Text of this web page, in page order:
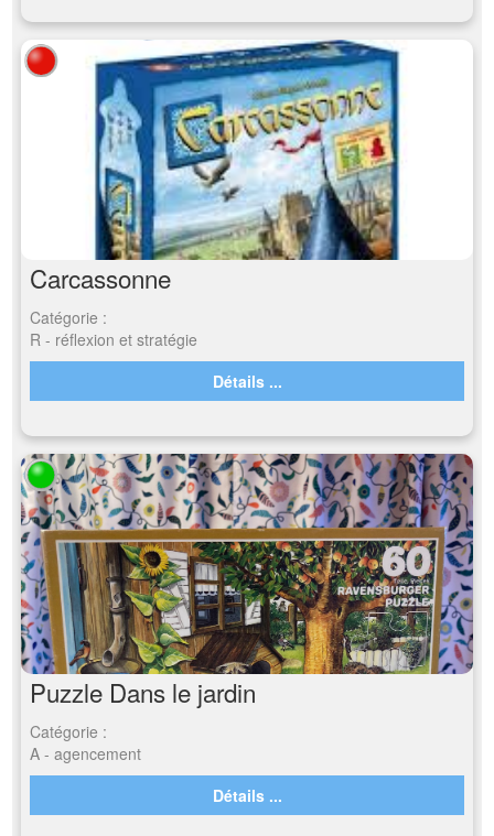
Carcassonne
Catégorie :
R - réflexion et stratégie
Détails ...
Puzzle Dans le jardin
Catégorie :
A - agencement
Détails ...